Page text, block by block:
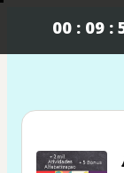
00 : 09 :